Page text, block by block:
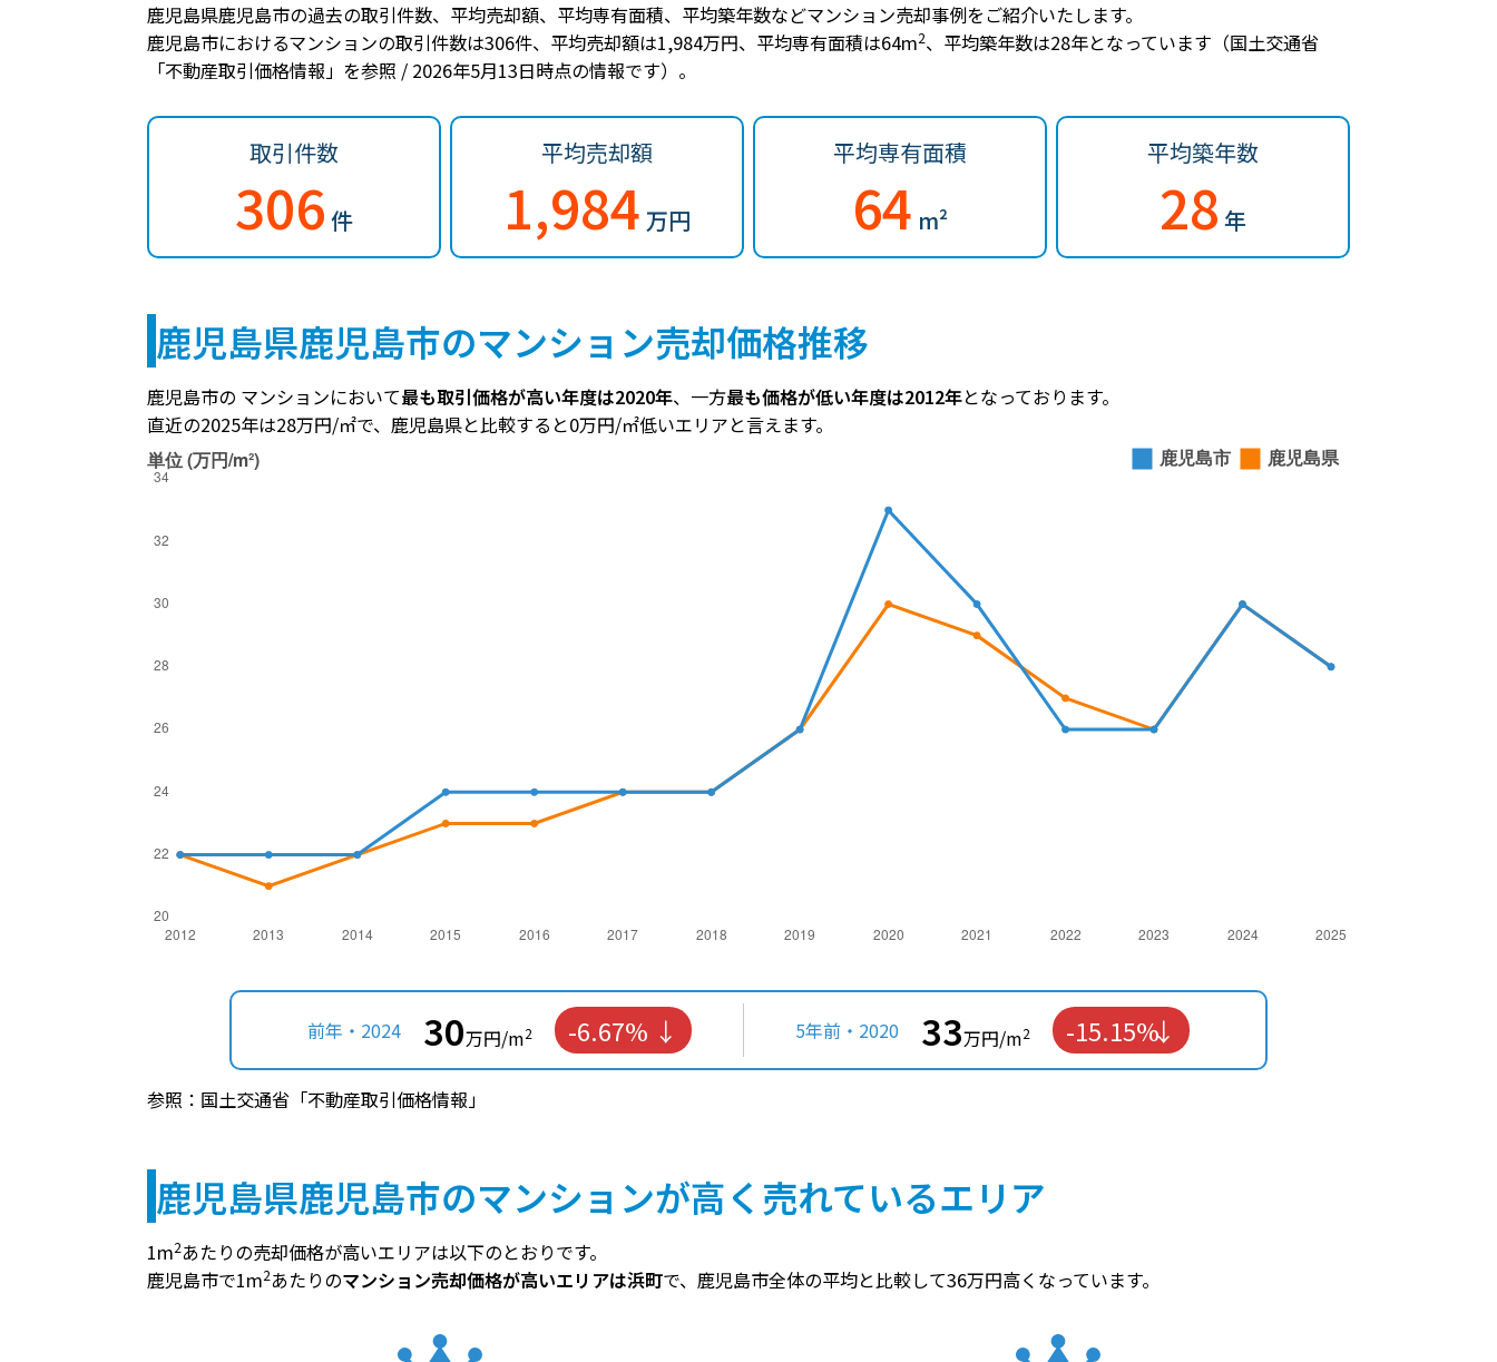
鹿児島県鹿児島市の過去の取引件数、平均売却額、平均専有面積、平均築年数などマンション売却事例をご紹介いたします。
鹿児島市におけるマンションの取引件数は306件、 平均売却額は1,984万円、 平均専有面積は64m2、 平均築年数は28年となっています（国土交通省
「不動産取引価格情報」を参照 / 2026年5月13日時点の情報です）。
取引件数
306 件
平均売却額
1,984 万円
平均専有面積
64 m²
平均築年数
28 年
鹿児島県鹿児島市のマンション売却価格推移
鹿児島市の マンションにおいて最も取引価格が高い年度は2020年、一方最も価格が低い年度は2012年となっております。
直近の2025年は28万円/㎡で、鹿児島県と比較すると0万円/㎡低いエリアと言えます。
前年・2024 30万円/m2 -6.67% 5年前・2020 33万円/m2 -15.15%
参照：国土交通省「不動産取引価格情報」
鹿児島県鹿児島市のマンションが高く売れているエリア
1m2あたりの売却価格が高いエリアは以下のとおりです。
鹿児島市で1m2あたりのマンション売却価格が高いエリアは浜町で、鹿児島市全体の平均と比較して36万円高くなっています。